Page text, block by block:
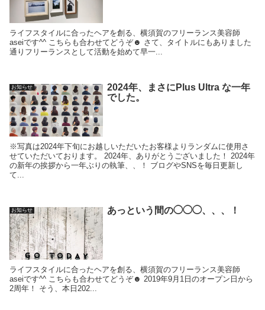
ライフスタイルに合ったヘアを創る、横須賀のフリーランス美容師
aseiです^^ こちらも合わせてどうぞ☻ さて、タイトルにもありました
通りフリーランスとして活動を始めて早一...
お知らせ
2024年、まさにPlus Ultra な一年
でした。
※写真は2024年下旬にお越しいただいたお客様よりランダムに使用さ
せていただいております。 2024年、ありがとうございました！ 2024年
の新年の挨拶から一年ぶりの執筆、、！ ブログやSNSを毎日更新し
て...
お知らせ あっという間の◯◯◯、、、！
ライフスタイルに合ったヘアを創る、横須賀のフリーランス美容師
aseiです^^ こちらも合わせてどうぞ☻ 2019年9月1日のオープン日から
2周年！ そう、本日202...